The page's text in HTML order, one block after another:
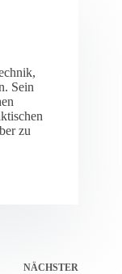
Sein
zu
NÄCHSTER